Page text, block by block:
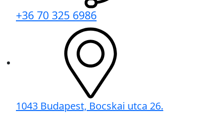
+36 70 325 6986
1043 Budapest, Bocskai utca 26.